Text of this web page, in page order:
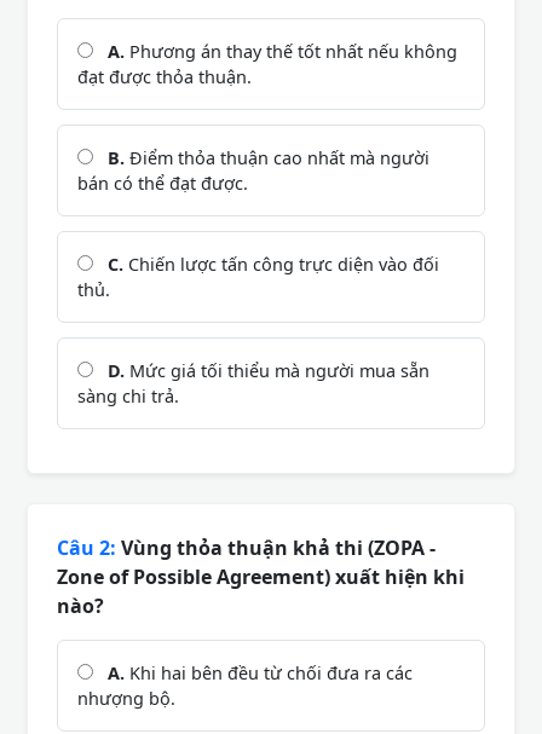
A. Phương án thay thế tốt nhất nếu không
đạt được thỏa thuận.
B. Điểm thỏa thuận cao nhất mà người
bán có thể đạt được.
C. Chiến lược tấn công trực diện vào đối
thủ.
D. Mức giá tối thiểu mà người mua sẵn
sàng chi trả.
Câu 2: Vùng thỏa thuận khả thi (ZOPA -
Zone of Possible Agreement) xuất hiện khi
nào?
A. Khi hai bên đều từ chối đưa ra các
nhượng bộ.